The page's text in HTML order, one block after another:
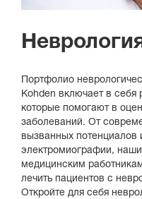
Портфолио
Kohden включает в себя
которые помогают в
заболеваний. От
вызванных потенциалов
электромиографии,
медицинским
лечить пациентов с
Откройте для себя